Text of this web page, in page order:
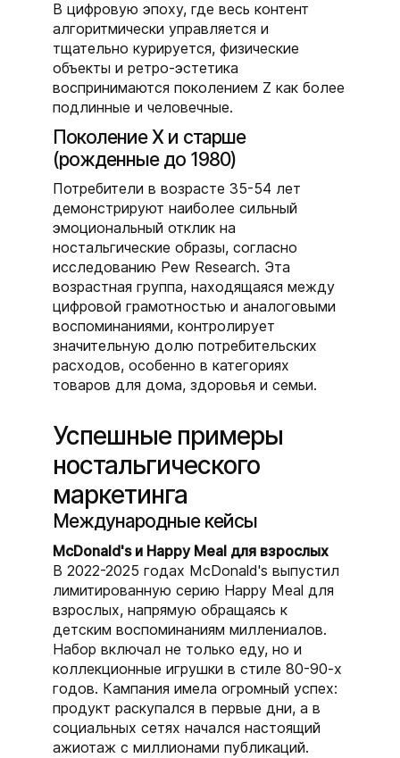
В цифровую эпоху, где весь контент
алгоритмически управляется и
тщательно курируется, физические
объекты и ретро-эстетика
воспринимаются поколением Z как более
подлинные и человечные.
Поколение X и старше
(рожденные до 1980)
Потребители в возрасте 35-54 лет
демонстрируют наиболее сильный
эмоциональный отклик на
ностальгические образы, согласно
исследованию Pew Research. Эта
возрастная группа, находящаяся между
цифровой грамотностью и аналоговыми
воспоминаниями, контролирует
значительную долю потребительских
расходов, особенно в категориях
товаров для дома, здоровья и семьи.
Успешные примеры
ностальгического
маркетинга
Международные кейсы
McDonald's и Happy Meal для взрослых
В 2022-2025 годах McDonald's выпустил
лимитированную серию Happy Meal для
взрослых, напрямую обращаясь к
детским воспоминаниям миллениалов.
Набор включал не только еду, но и
коллекционные игрушки в стиле 80-90-х
годов. Кампания имела огромный успех:
продукт раскупался в первые дни, а в
социальных сетях начался настоящий
ажиотаж с миллионами публикаций.